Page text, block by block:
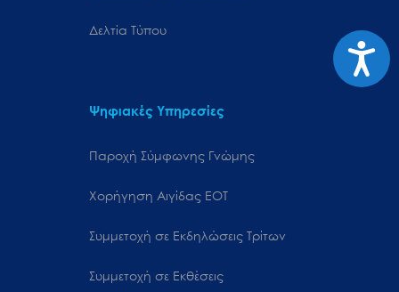
Δελτία Τύπου
Ψηφιακές Υπηρεσίες
Παροχή Σύμφωνης Γνώμης
Χορήγηση Αιγίδας ΕΟΤ
Συμμετοχή σε Εκδηλώσεις Τρίτων
Συμμετοχή σε Εκθέσεις